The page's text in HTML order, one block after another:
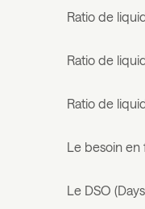
Ratio de
Ratio de
Ratio de
Le besoin en
Le DSO